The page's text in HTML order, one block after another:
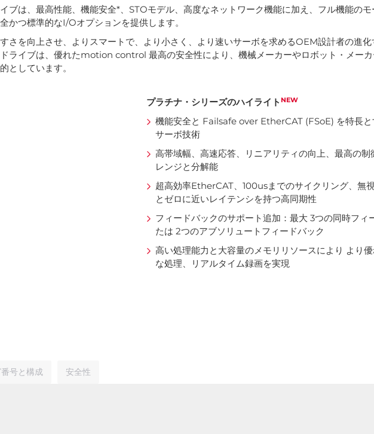
ブは、最高性能、機能安全*、STOモデル、高度なネットワーク機能に加え、フル機能のモ
かつ標準的なI/Oオプションを提供します。
さを向上させ、よりスマートで、より小さく、より速いサーボを求めるOEM設計者の進
ライブは、優れたmotion control 最高の安全性により、機械メーカーやロボット・メー
としています。
プラチナ・シリーズのハイライトNEW
機能安全と Failsafe over EtherCAT (FSoE) を特長と
サーボ技術
高帯域幅、高速応答、リニアリティの向上、最高の制
レンジと分解能
超高効率EtherCAT、100usまでのサイクリング、無
とゼロに近いレイテンシを持つ高同期性
フィードバックのサポート追加：最大 3つの同時フィ
たは 2つのアブソリュートフィードバック
高い処理能力と大容量のメモリリソースにより より
な処理、リアルタイム録画を実現
号と構成 安全性